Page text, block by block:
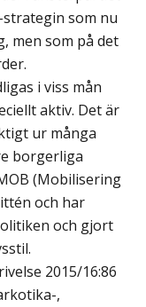
som nu
men som på det
i viss mån
aktiv. Det är
ur många
borgerliga
(Mobilisering
och har
och gjort
2015/16:86
,